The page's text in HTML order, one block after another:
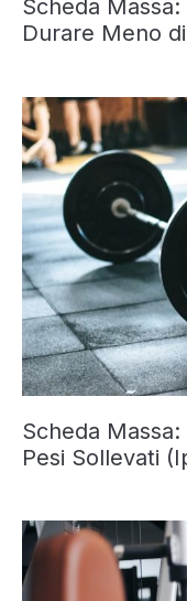
Scheda
Durare Meno
Scheda
Pesi Sollevati